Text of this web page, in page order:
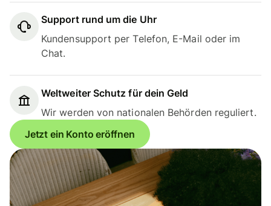
Support rund um die Uhr
Kundensupport per Telefon, E-Mail oder im
Chat.
Weltweiter Schutz für dein Geld
Wir werden von nationalen Behörden reguliert.
Jetzt ein Konto eröffnen